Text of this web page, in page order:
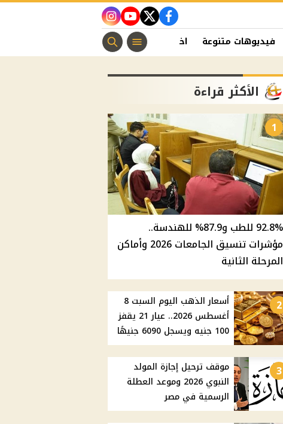
facebook
twitter
youtube
instagram
فيديوهات متنوعة اخبار الفن منوعات مسيحية
الأكثر قراءة
1
92.8% للطب و87.9% للهندسة..
مؤشرات تنسيق الجامعات 2026 وأماكن
المرحلة الثانية
2
أسعار الذهب اليوم السبت 8
أغسطس 2026.. عيار 21 يقفز
100 جنيه ويسجل 6090 جنيهًا
3
موقف ترحيل إجازة المولد
النبوي 2026 وموعد العطلة
الرسمية في مصر